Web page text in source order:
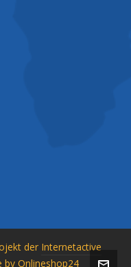
der Internetactive
by Onlineshop24